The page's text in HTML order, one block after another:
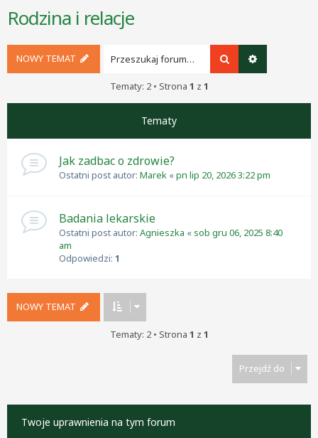
Rodzina i relacje
NOWY TEMAT Szukaj
Tematy: 2 • Strona 1 z 1
Tematy
Jak zadbac o zdrowie?
Ostatni post autor: Marek «pn lip 20, 2026 3:22 pm
Badania lekarskie
Ostatni post autor: Agnieszka «sob gru 06, 2025 8:40
am
Odpowiedzi: 1
NOWY TEMAT
Tematy: 2 • Strona 1 z 1
Przejdź do
Twoje uprawnienia na tym forum